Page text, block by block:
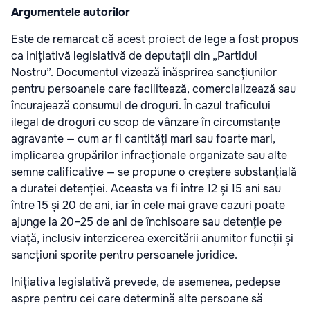
Argumentele autorilor
Este de remarcat că acest proiect de lege a fost propus
ca inițiativă legislativă de deputații din „Partidul
Nostru”. Documentul vizează înăsprirea sancțiunilor
pentru persoanele care facilitează, comercializează sau
încurajează consumul de droguri. În cazul traficului
ilegal de droguri cu scop de vânzare în circumstanțe
agravante — cum ar fi cantități mari sau foarte mari,
implicarea grupărilor infracționale organizate sau alte
semne calificative — se propune o creștere substanțială
a duratei detenției. Aceasta va fi între 12 și 15 ani sau
între 15 și 20 de ani, iar în cele mai grave cazuri poate
ajunge la 20–25 de ani de închisoare sau detenție pe
viață, inclusiv interzicerea exercitării anumitor funcții și
sancțiuni sporite pentru persoanele juridice.
Inițiativa legislativă prevede, de asemenea, pedepse
aspre pentru cei care determină alte persoane să